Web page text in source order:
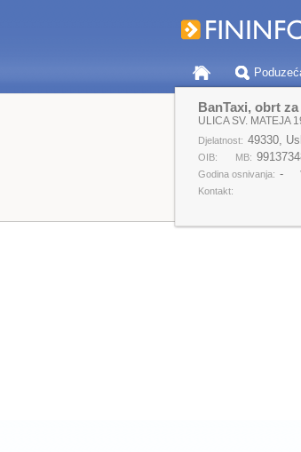
BanTaxi, obrt
ULICA SV. MATEJA
Djelatnost: 49330,
OIB: MB:
Godina osnivanja: -
Kontakt: